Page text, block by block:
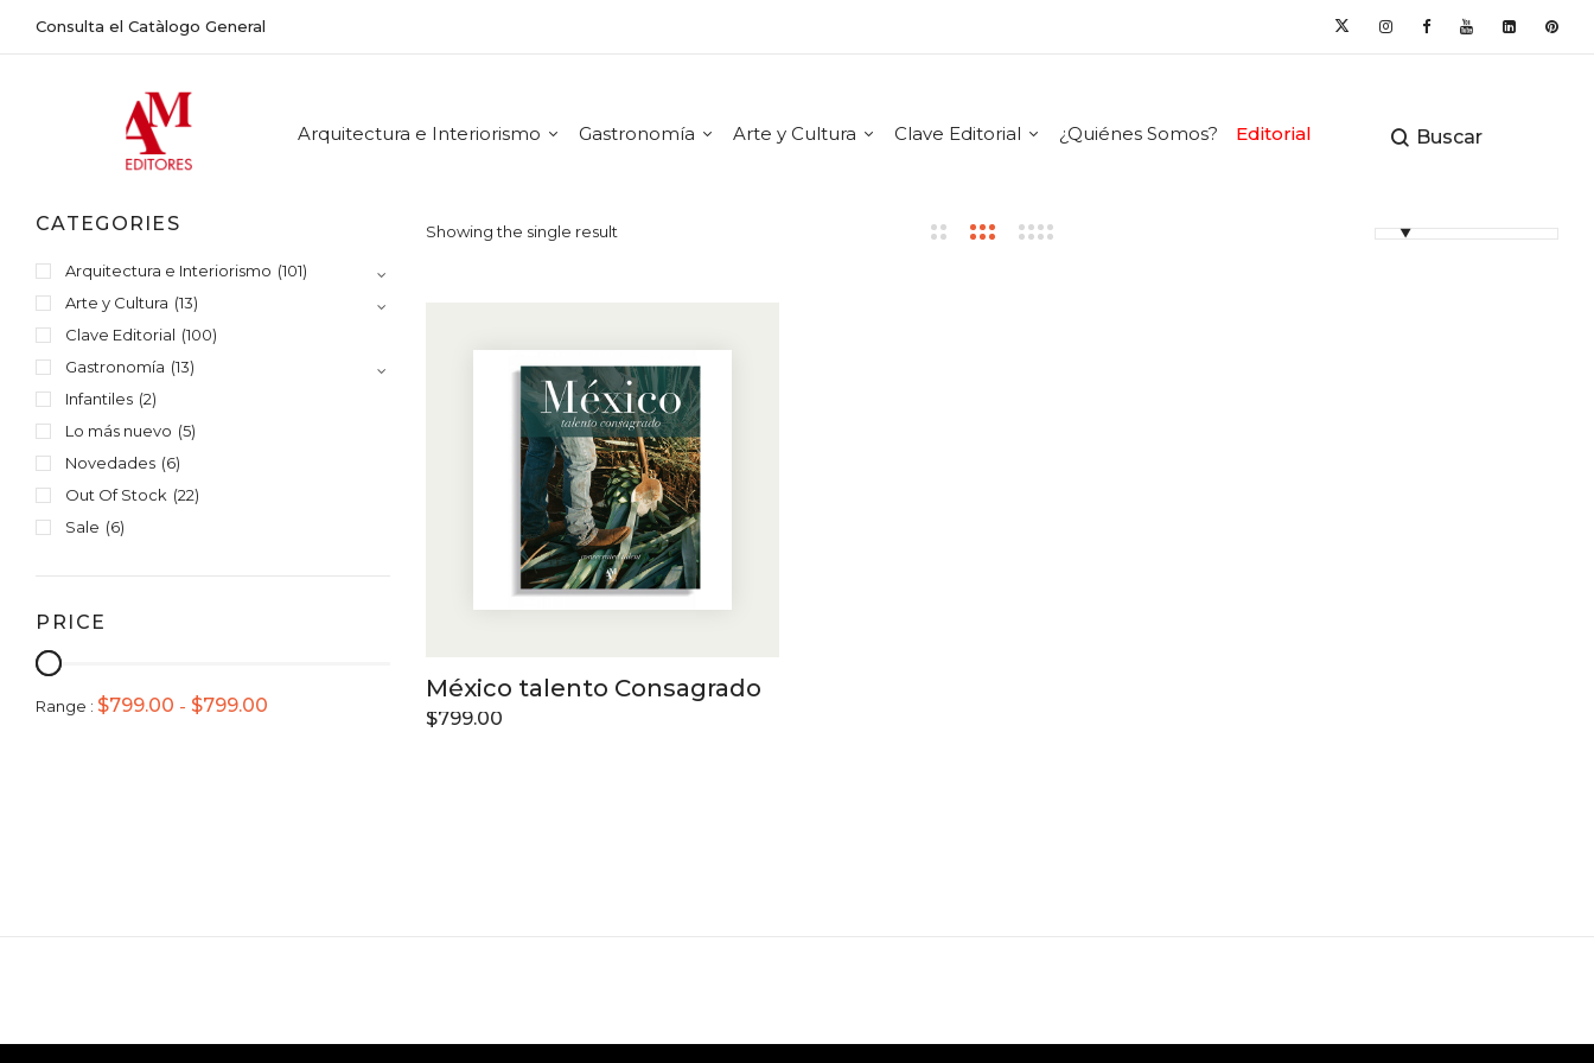
Consulta el Catàlogo General
Arquitectura e Interiorismo Gastronomía Arte y Cultura Clave Editorial ¿Quiénes Somos? Editorial Buscar
CATEGORIES
Arquitectura e Interiorismo (101)
Arte y Cultura (13)
Clave Editorial (100)
Gastronomía (13)
Infantiles (2)
Lo más nuevo (5)
Novedades (6)
Out Of Stock (22)
Sale (6)
PRICE
Range : $799.00 - $799.00
Showing the single result
México talento Consagrado
$799.00